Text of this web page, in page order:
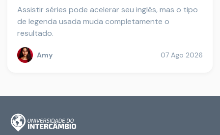
Assistir séries pode acelerar seu inglês, mas o tipo
de legenda usada muda completamente o
resultado.
Amy 07 Ago 2026